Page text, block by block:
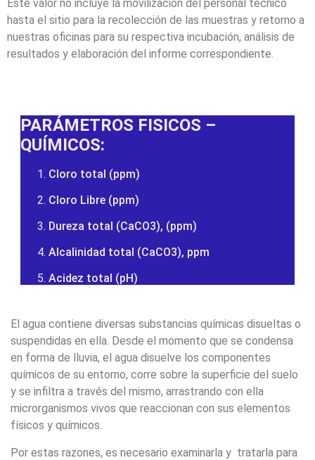
Este valor no incluye la movilización del personal técnico
hasta el sitio para la recolección de las muestras y retorno a
nuestras oficinas para su respectiva incubación, análisis de
resultados y elaboración del informe correspondiente.
PARÁMETROS FISICOS –
QUÍMICOS:
Cloro total (ppm)
Cloro Libre (ppm)
Dureza total (CaCO3), (ppm)
Alcalinidad total (CaCO3), ppm
Acidez total (pH)
El agua contiene diversas substancias químicas disueltas o
suspendidas en ella. Desde el momento que se condensa
en forma de lluvia, el agua disuelve los componentes
químicos de su entorno, corre sobre la superficie del suelo
y se infiltra a través del mismo, arrastrando con ella
microrganismos vivos que reaccionan con sus elementos
físicos y químicos.
Por estas razones, es necesario examinarla y tratarla para